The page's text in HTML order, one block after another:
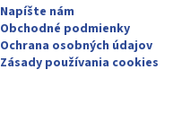
Napíšte nám
Obchodné podmienky
Ochrana osobných údajov
Zásady používania cookies